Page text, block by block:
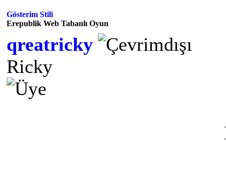
Gösterim Stili
Erepublik Web Tabanlı Oyun
qreatricky
Ricky